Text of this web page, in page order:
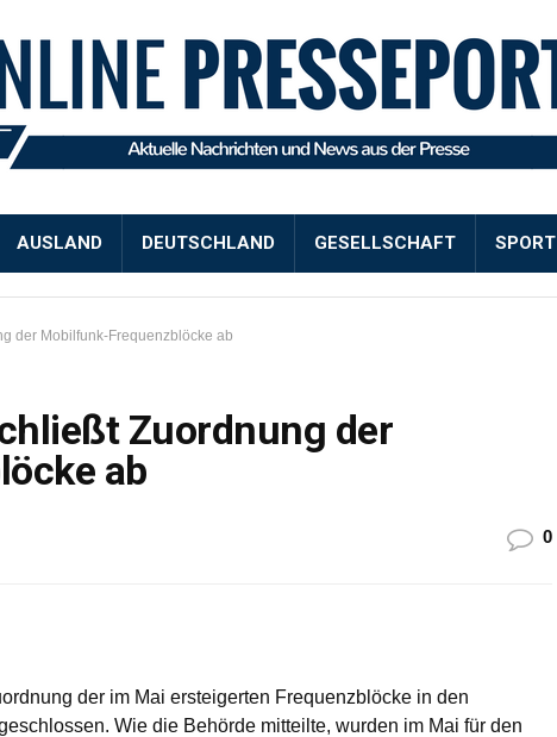
AUSLAND DEUTSCHLAND GESELLSCHAFT SPORT
der Mobilfunk-Frequenzblöcke ab
Zuordnung der
ab
0
der im Mai ersteigerten Frequenzblöcke in den
Wie die Behörde mitteilte, wurden im Mai für den